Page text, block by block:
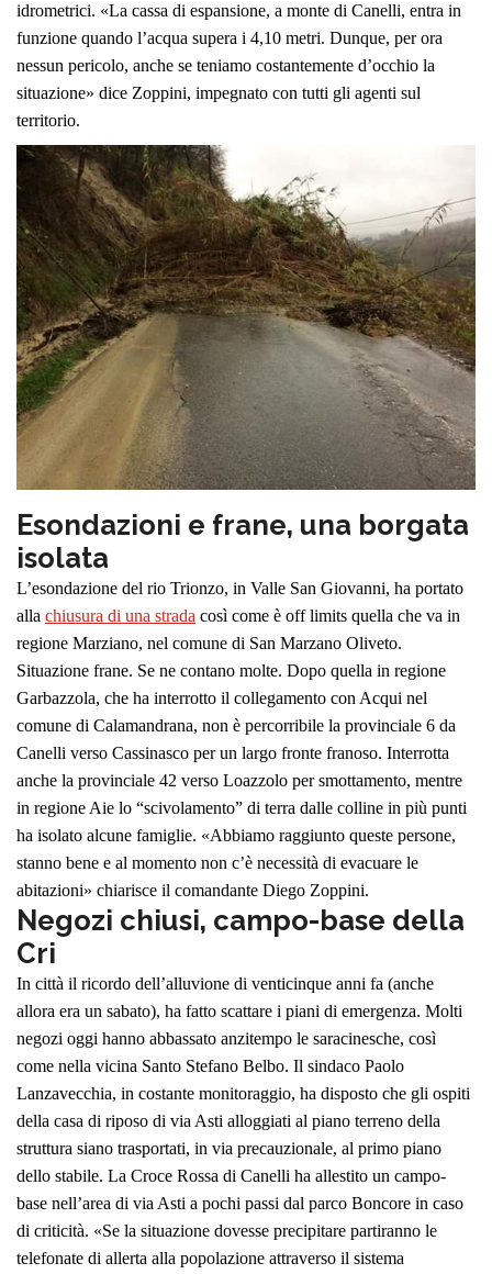
idrometrici. «La cassa di espansione, a monte di Canelli, entra in
funzione quando l’acqua supera i 4,10 metri. Dunque, per ora
nessun pericolo, anche se teniamo costantemente d’occhio la
situazione» dice Zoppini, impegnato con tutti gli agenti sul
territorio.
Esondazioni e frane, una borgata
isolata
L’esondazione del rio Trionzo, in Valle San Giovanni, ha portato
alla chiusura di una strada così come è off limits quella che va in
regione Marziano, nel comune di San Marzano Oliveto.
Situazione frane. Se ne contano molte. Dopo quella in regione
Garbazzola, che ha interrotto il collegamento con Acqui nel
comune di Calamandrana, non è percorribile la provinciale 6 da
Canelli verso Cassinasco per un largo fronte franoso. Interrotta
anche la provinciale 42 verso Loazzolo per smottamento, mentre
in regione Aie lo “scivolamento” di terra dalle colline in più punti
ha isolato alcune famiglie. «Abbiamo raggiunto queste persone,
stanno bene e al momento non c’è necessità di evacuare le
abitazioni» chiarisce il comandante Diego Zoppini.
Negozi chiusi, campo-base della
Cri
In città il ricordo dell’alluvione di venticinque anni fa (anche
allora era un sabato), ha fatto scattare i piani di emergenza. Molti
negozi oggi hanno abbassato anzitempo le saracinesche, così
come nella vicina Santo Stefano Belbo. Il sindaco Paolo
Lanzavecchia, in costante monitoraggio, ha disposto che gli ospiti
della casa di riposo di via Asti alloggiati al piano terreno della
struttura siano trasportati, in via precauzionale, al primo piano
dello stabile. La Croce Rossa di Canelli ha allestito un campo-
base nell’area di via Asti a pochi passi dal parco Boncore in caso
di criticità. «Se la situazione dovesse precipitare partiranno le
telefonate di allerta alla popolazione attraverso il sistema